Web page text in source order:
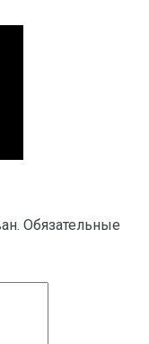
Обязательные